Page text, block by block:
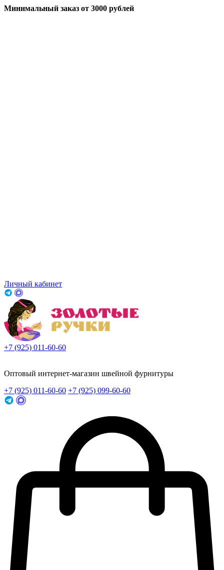
Минимальный заказ от 3000 рублей
Личный кабинет
+7 (925) 011-60-60
Оптовый интернет-магазин швейной фурнитуры
+7 (925) 011-60-60 +7 (925) 099-60-60